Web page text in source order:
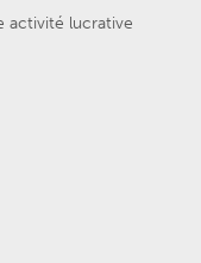
activité lucrative